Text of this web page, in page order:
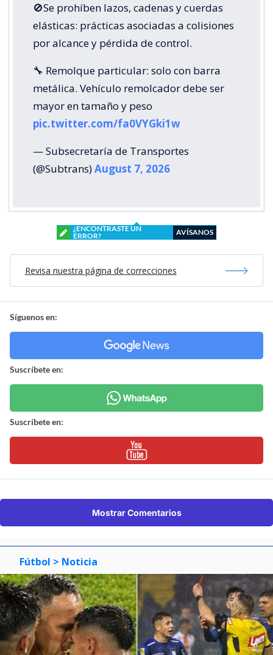
🚫Se prohíben lazos, cadenas y cuerdas
elásticas: prácticas asociadas a colisiones
por alcance y pérdida de control.
🔧 Remolque particular: solo con barra
metálica. Vehículo remolcador debe ser
mayor en tamaño y peso
pic.twitter.com/fa0VYGki1w
— Subsecretaría de Transportes
(@Subtrans)August 7, 2026
¿ENCONTRASTE UN
ERROR?
AVÍSANOS
Revisa nuestra página de correcciones
Síguenos en:
Suscríbete en:
Suscríbete en:
Mostrar Comentarios
Fútbol > Noticia